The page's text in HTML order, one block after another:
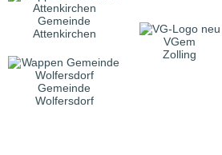
Gemeinde
Attenkirchen
VGem
Zolling
Gemeinde
Wolfersdorf